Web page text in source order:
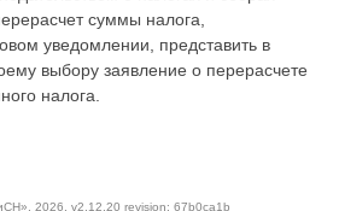
суммы налога,
уведомлении, представить в
выбору заявление о перерасчете
налога.
, 2026, v2.12.20 revision: 67b0ca1b